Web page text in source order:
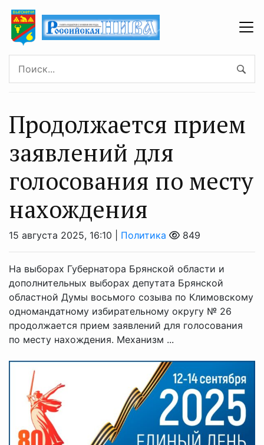
Продолжается прием
заявлений для
голосования по месту
нахождения
15 августа 2025, 16:10 | Политика 849
На выборах Губернатора Брянской области и
дополнительных выборах депутата Брянской
областной Думы восьмого созыва по Климовскому
одномандатному избирательному округу № 26
продолжается прием заявлений для голосования
по месту нахождения. Механизм ...